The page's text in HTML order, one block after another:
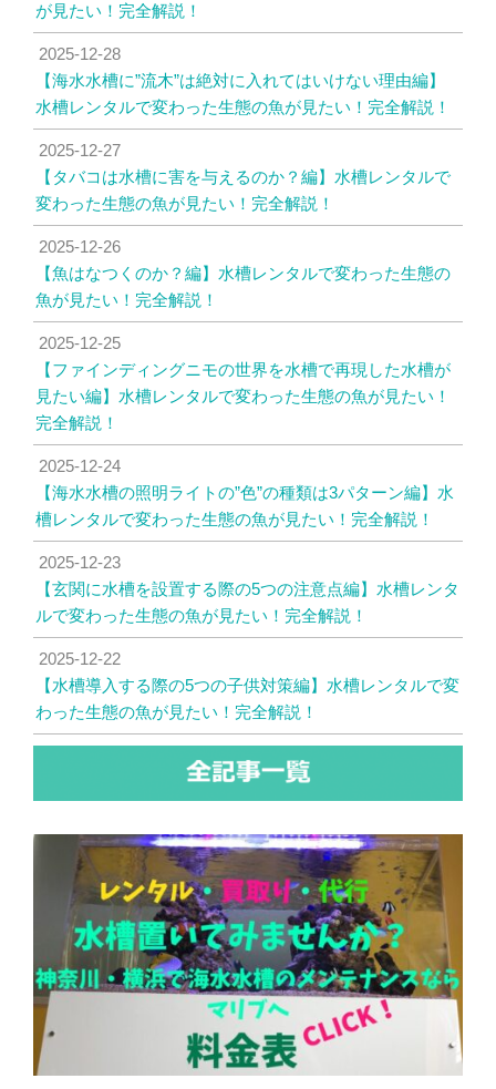
が見たい！完全解説！
2025-12-28
【海水水槽に”流木”は絶対に入れてはいけない理由編】
水槽レンタルで変わった生態の魚が見たい！完全解説！
2025-12-27
【タバコは水槽に害を与えるのか？編】水槽レンタルで
変わった生態の魚が見たい！完全解説！
2025-12-26
【魚はなつくのか？編】水槽レンタルで変わった生態の
魚が見たい！完全解説！
2025-12-25
【ファインディングニモの世界を水槽で再現した水槽が
見たい編】水槽レンタルで変わった生態の魚が見たい！
完全解説！
2025-12-24
【海水水槽の照明ライトの”色”の種類は3パターン編】水
槽レンタルで変わった生態の魚が見たい！完全解説！
2025-12-23
【玄関に水槽を設置する際の5つの注意点編】水槽レンタ
ルで変わった生態の魚が見たい！完全解説！
2025-12-22
【水槽導入する際の5つの子供対策編】水槽レンタルで変
わった生態の魚が見たい！完全解説！